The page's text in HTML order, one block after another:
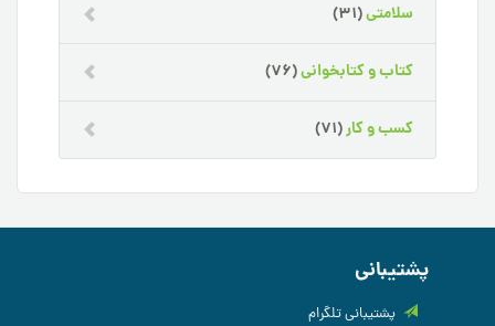
سلامتی(31)
کتاب و کتابخوانی(76)
کسب و کار(71)
پشتیبانی
پشتیبانی تلگرام